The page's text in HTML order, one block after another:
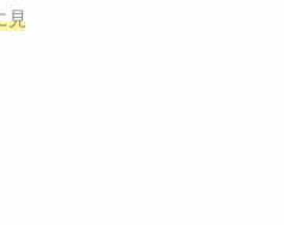
たします。
ながら最終的な絵を描き、